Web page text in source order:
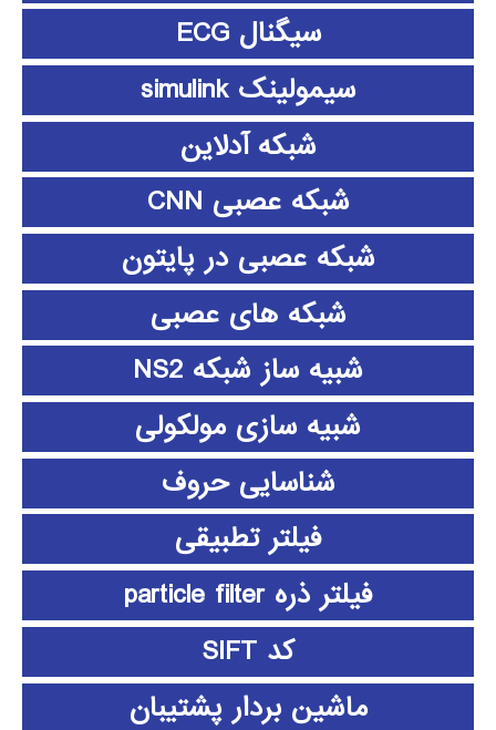
سیگنال ECG
سیمولینک simulink
شبکه آدلاین
شبکه عصبی CNN
شبکه عصبی در پایتون
شبکه های عصبی
شبیه ساز شبکه NS2
شبیه سازی مولکولی
شناسایی حروف
فیلتر تطبیقی
فیلتر ذره particle filter
کد SIFT
ماشین بردار پشتیبان